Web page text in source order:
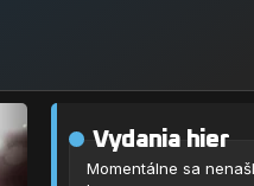
Vydania hier
Momentálne sa